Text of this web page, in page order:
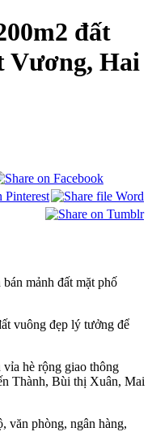
đất
Vương, Hai
mảnh đất mặt phố
vuông đẹp lý tưởng để
hè rộng giao thông
Thành, Bùi thị Xuân, Mai
văn phòng, ngân hàng,